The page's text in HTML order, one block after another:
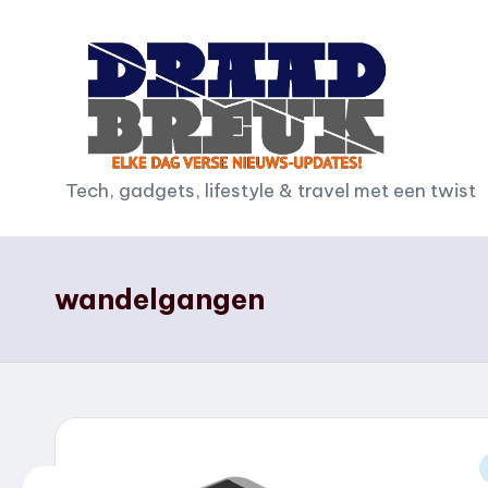
D
r
a
d
b
Tech, gadgets, lifestyle & travel met een twist
wandelgangen